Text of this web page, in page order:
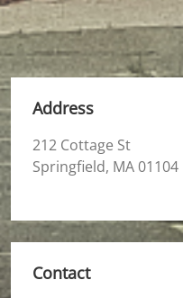
Address
212 Cottage St
Springfield, MA 01104
Contact